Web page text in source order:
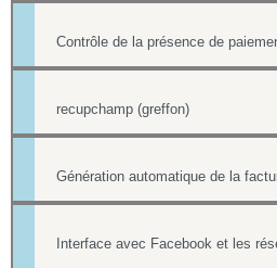
recupchamp (greffon)